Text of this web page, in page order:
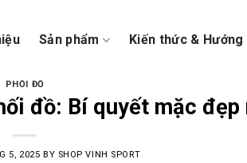
Sản phẩm Kiến thức & Hướng
PHỐI ĐỒ
đồ: Bí quyết mặc đẹp
5, 2025 BY SHOP VINH SPORT